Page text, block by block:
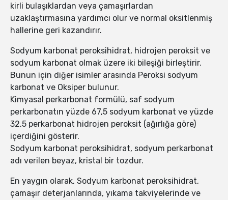
kirli bulaşıklardan veya çamaşırlardan
uzaklaştırmasına yardımcı olur ve normal oksitlenmiş
hallerine geri kazandırır.
Sodyum karbonat peroksihidrat, hidrojen peroksit ve
sodyum karbonat olmak üzere iki bileşiği birleştirir.
Bunun için diğer isimler arasında Peroksi sodyum
karbonat ve Oksiper bulunur.
Kimyasal perkarbonat formülü, saf sodyum
perkarbonatın yüzde 67,5 sodyum karbonat ve yüzde
32,5 perkarbonat hidrojen peroksit (ağırlığa göre)
içerdiğini gösterir.
Sodyum karbonat peroksihidrat, sodyum perkarbonat
adı verilen beyaz, kristal bir tozdur.
En yaygın olarak, Sodyum karbonat peroksihidrat,
çamaşır deterjanlarında, yıkama takviyelerinde ve